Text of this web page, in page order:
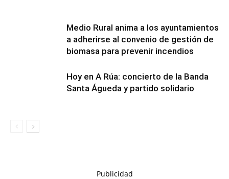
Medio Rural anima a los ayuntamientos
a adherirse al convenio de gestión de
biomasa para prevenir incendios
Hoy en A Rúa: concierto de la Banda
Santa Águeda y partido solidario
Publicidad